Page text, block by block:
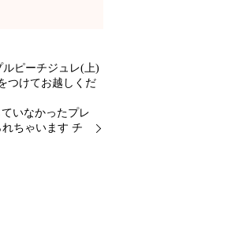
ピーチジュレ(上)
つけてお越しくだ
いなかったプレ
ちゃいます チ